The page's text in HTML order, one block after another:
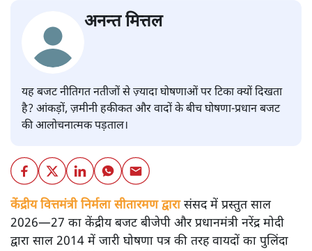
अनन्त मित्तल
यह बजट नीतिगत नतीजों से ज़्यादा घोषणाओं पर टिका क्यों दिखता
है? आंकड़ों, ज़मीनी हकीकत और वादों के बीच घोषणा-प्रधान बजट
की आलोचनात्मक पड़ताल।
केंद्रीय वित्तमंत्री निर्मला सीतारमण द्वारासंसद में प्रस्तुत साल
2026—27 का केंद्रीय बजट बीजेपी और प्रधानमंत्री नरेंद्र मोदी
द्वारा साल 2014 में जारी घोषणा पत्र की तरह वायदों का पुलिंदा